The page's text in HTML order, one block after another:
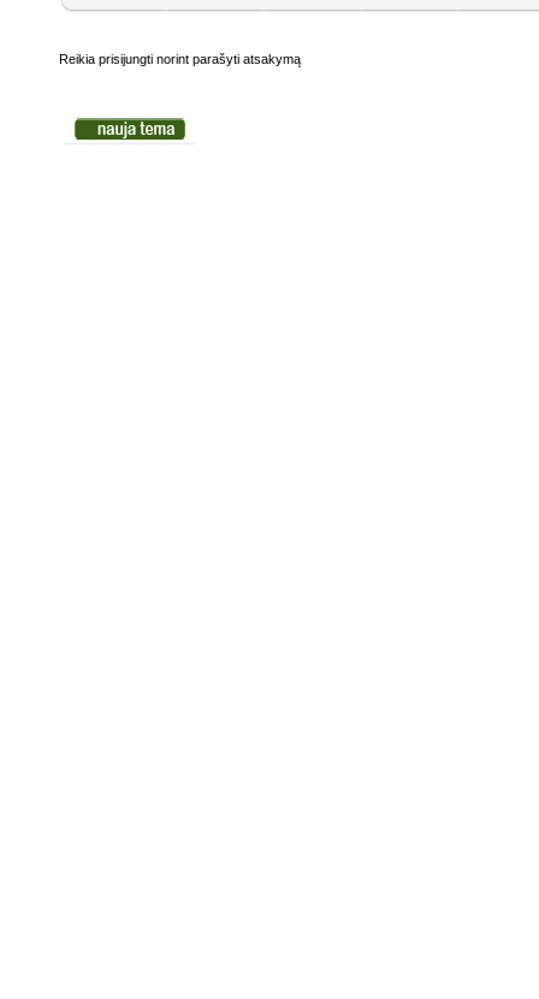
Reikia prisijungti norint parašyti atsakymą